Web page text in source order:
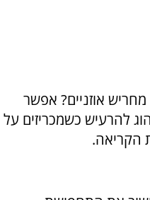
אוזניים? אפשר
להרעיש כשמכריזים על
הקריאה.